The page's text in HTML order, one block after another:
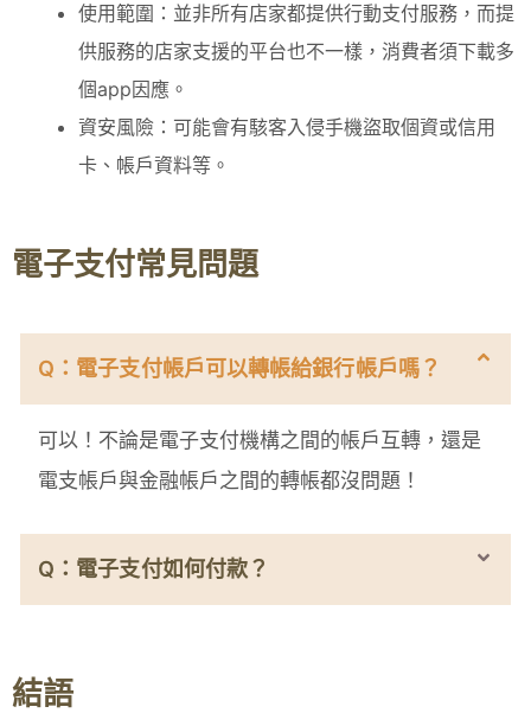
使用範圍：並非所有店家都提供行動支付服務，而提
供服務的店家支援的平台也不一樣，消費者須下載多
個app因應。
資安風險：可能會有駭客入侵手機盜取個資或信用
卡、帳戶資料等。
電子支付常見問題
Q：電子支付帳戶可以轉帳給銀行帳戶嗎？
可以！不論是電子支付機構之間的帳戶互轉，還是
電支帳戶與金融帳戶之間的轉帳都沒問題！
Q：電子支付如何付款？
結語